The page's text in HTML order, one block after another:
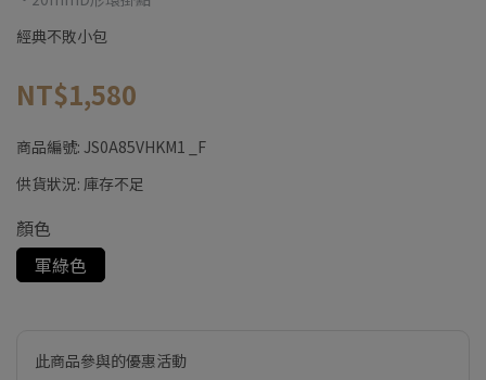
經典不敗小包
NT$1,580
商品編號: JS0A85VHKM1 _F
供貨狀況: 庫存不足
顏色
軍綠色
此商品參與的優惠活動